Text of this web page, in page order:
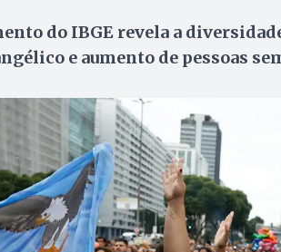
do IBGE revela a
e aumento de pessoas